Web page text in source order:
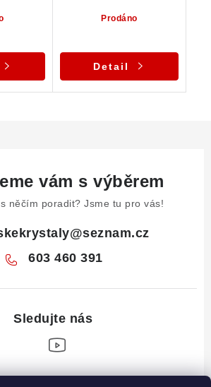
Prodáno
Detail
vám s výběrem
něčím poradit? Jsme tu pro vás!
@seznam.cz
603 460 391